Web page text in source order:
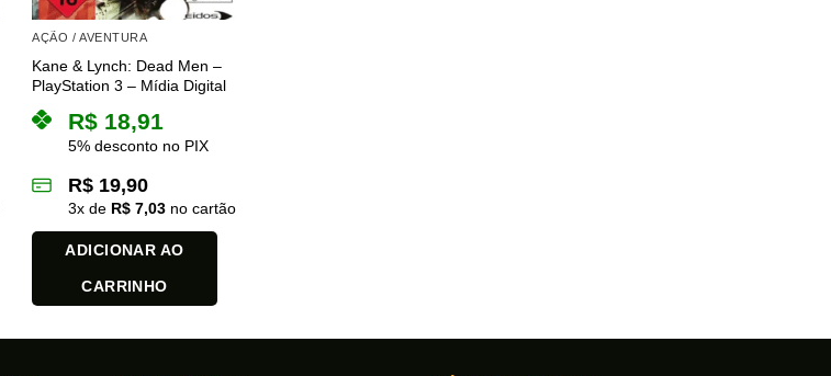
AÇÃO / AVENTURA
Kane & Lynch: Dead Men –
PlayStation 3 – Mídia Digital
R$ 18,91
5% desconto no PIX
R$ 19,90
3x de R$ 7,03 no cartão
ADICIONAR AO
CARRINHO